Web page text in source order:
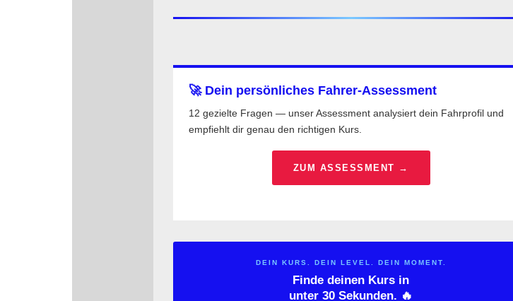
🚀 Dein persönliches Fahrer-Assessment
12 gezielte Fragen — unser Assessment analysiert dein Fahrprofil und
empfiehlt dir genau den richtigen Kurs.
ZUM ASSESSMENT →
DEIN KURS. DEIN LEVEL. DEIN MOMENT.
Finde deinen Kurs in
unter 30 Sekunden. 🔥